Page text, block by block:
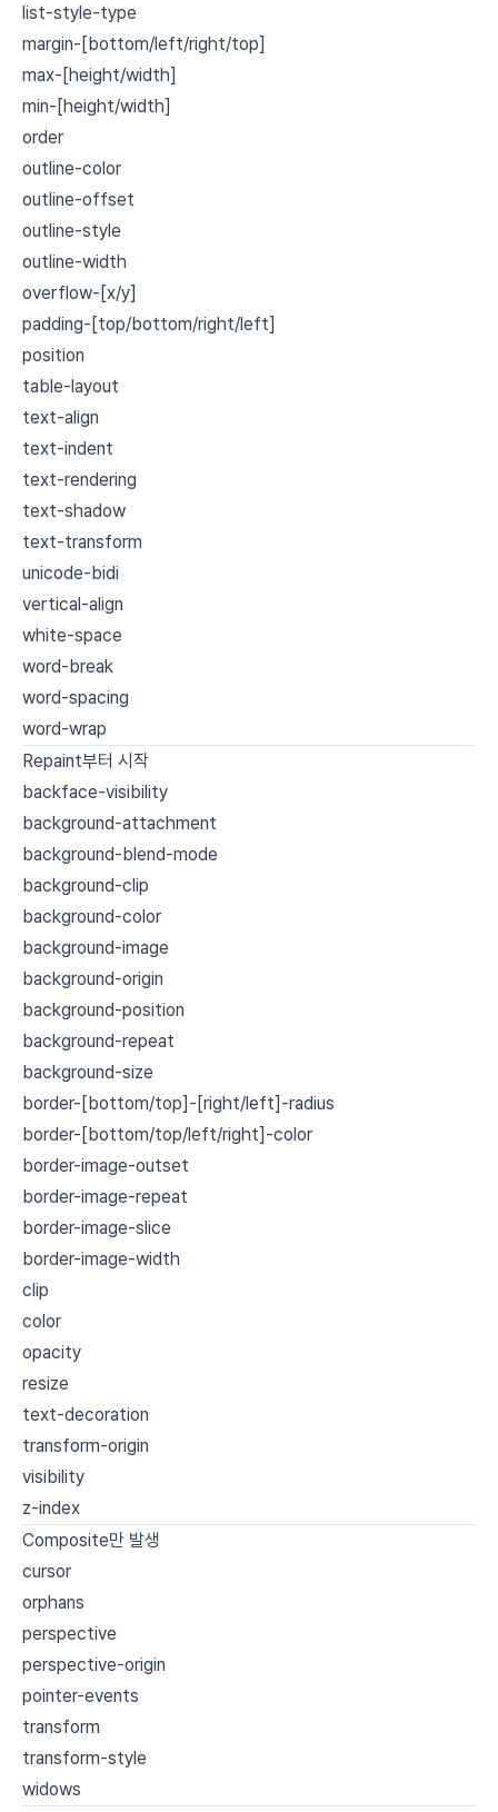
list-style-type
margin-[bottom/left/right/top]
max-[height/width]
min-[height/width]
order
outline-color
outline-offset
outline-style
outline-width
overflow-[x/y]
padding-[top/bottom/right/left]
position
table-layout
text-align
text-indent
text-rendering
text-shadow
text-transform
unicode-bidi
vertical-align
white-space
word-break
word-spacing
word-wrap
Repaint부터 시작
backface-visibility
background-attachment
background-blend-mode
background-clip
background-color
background-image
background-origin
background-position
background-repeat
background-size
border-[bottom/top]-[right/left]-radius
border-[bottom/top/left/right]-color
border-image-outset
border-image-repeat
border-image-slice
border-image-width
clip
color
opacity
resize
text-decoration
transform-origin
visibility
z-index
Composite만 발생
cursor
orphans
perspective
perspective-origin
pointer-events
transform
transform-style
widows